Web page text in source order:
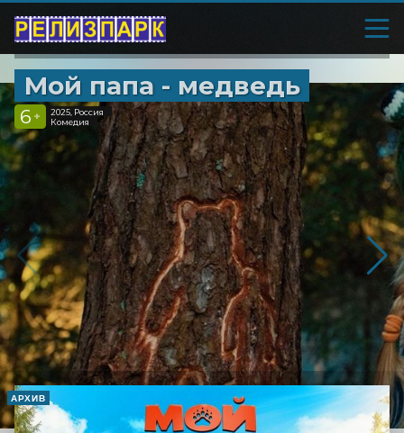
Мой папа - медведь
6 +
2025, Россия
Комедия
АРХИВ